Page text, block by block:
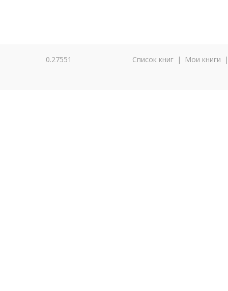
0.27551 Список книг | Мои книги |